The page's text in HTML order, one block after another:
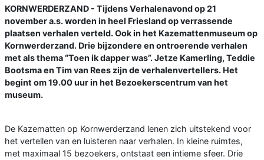
KORNWERDERZAND - Tijdens Verhalenavond op 21
november a.s. worden in heel Friesland op verrassende
plaatsen verhalen verteld. Ook in het Kazemattenmuseum op
Kornwerderzand. Drie bijzondere en ontroerende verhalen
met als thema “Toen ik dapper was”. Jetze Kamerling, Teddie
Bootsma en Tim van Rees zijn de verhalenvertellers. Het
begint om 19.00 uur in het Bezoekerscentrum van het
museum.
De Kazematten op Kornwerderzand lenen zich uitstekend voor
het vertellen van en luisteren naar verhalen. In kleine ruimtes,
met maximaal 15 bezoekers, ontstaat een intieme sfeer. Drie